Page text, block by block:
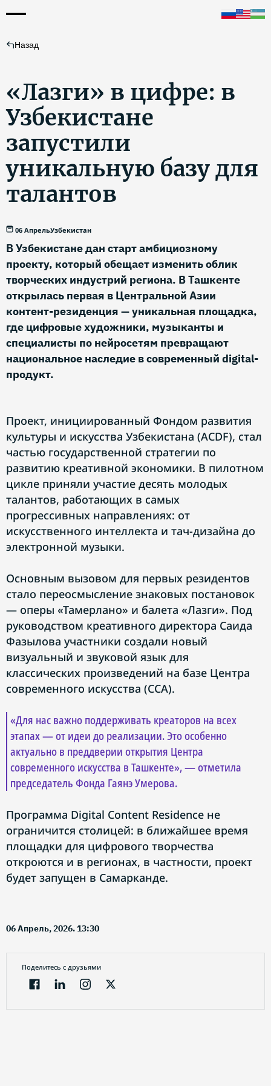
Назад
«Лазги» в цифре: в
Узбекистане
запустили
уникальную базу для
талантов
06 АпрельУзбекистан
В Узбекистане дан старт амбициозному
проекту, который обещает изменить облик
творческих индустрий региона. В Ташкенте
открылась первая в Центральной Азии
контент-резиденция — уникальная площадка,
где цифровые художники, музыканты и
специалисты по нейросетям превращают
национальное наследие в современный digital-
продукт.
Проект, инициированный Фондом развития
культуры и искусства Узбекистана (ACDF), стал
частью государственной стратегии по
развитию креативной экономики. В пилотном
цикле приняли участие десять молодых
талантов, работающих в самых
прогрессивных направлениях: от
искусственного интеллекта и тач-дизайна до
электронной музыки.
Основным вызовом для первых резидентов
стало переосмысление знаковых постановок
— оперы «Тамерлано» и балета «Лазги». Под
руководством креативного директора Саида
Фазылова участники создали новый
визуальный и звуковой язык для
классических произведений на базе Центра
современного искусства (CCA).
«Для нас важно поддерживать креаторов на всех
этапах — от идеи до реализации. Это особенно
актуально в преддверии открытия Центра
современного искусства в Ташкенте», — отметила
председатель Фонда Гаянэ Умерова.
Программа Digital Content Residence не
ограничится столицей: в ближайшее время
площадки для цифрового творчества
откроются и в регионах, в частности, проект
будет запущен в Самарканде.
06 Апрель, 2026. 13:30
Поделитесь с друзьями